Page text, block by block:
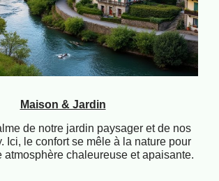
Maison & Jardin
de notre jardin paysager et de nos
Ici, le confort se mêle à la nature pour
atmosphère chaleureuse et apaisante.